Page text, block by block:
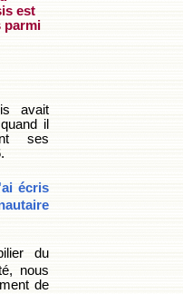
est
parmi
avait
il
ses
écris
du
nous
de